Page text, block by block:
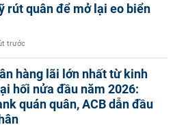
rút quân để mở lại eo biển
trước
hàng lãi lớn nhất từ kinh
hối nửa đầu năm 2026:
quán quân, ACB dẫn đầu